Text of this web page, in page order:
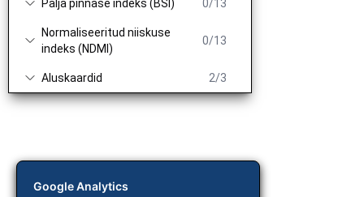
Palja pinnase indeks (BSI) 0/13
Normaliseeritud niiskuse
indeks (NDMI)
0/13
Aluskaardid 2/3
Google Analytics